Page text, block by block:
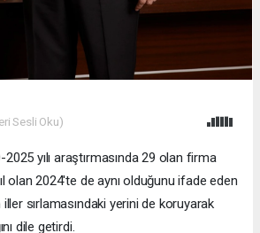
Sesli Oku)
yılı araştırmasında 29 olan firma
olan 2024'te de aynı olduğunu ifade eden
iller sırlamasındaki yerini de koruyarak
dile getirdi.